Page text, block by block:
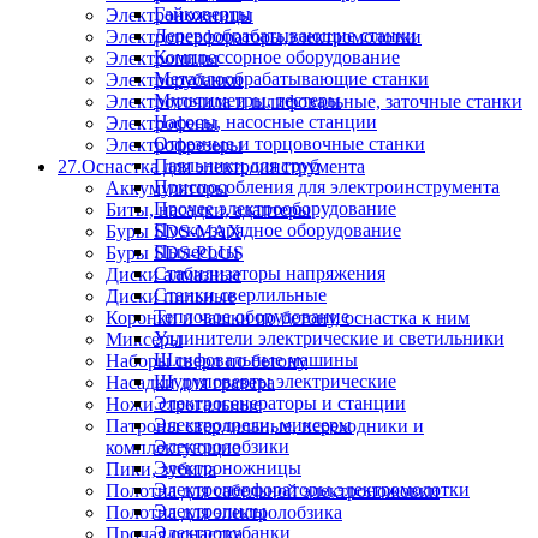
Электроножницы
Электроперфораторы,электромолотки
Электропилы
Электрорубанки
Электроточила и шлифовальные, заточные станки
Электрофены
Электрофрезеры
27.Оснастка для электроинструмента
Аккумуляторы
Биты, насадки, адаптеры
Буры SDS-MAX
Буры SDS-PLUS
Диски алмазные
Диски пильные
Коронки и чашки по бетону, оснастка к ним
Миксеры
Наборы сверл по бетону
Насадки для гравера
Ножи строгальные
Патроны сверлильные, переходники и
комплектующие
Пики, зубила
Полотна для сабельной электроножовки
Полотна для электролобзика
Прочая оснастка
Гайковерты
Деревообрабатывающие станки
Компрессорное оборудование
Металлообрабатывающие станки
Мультиметры, тестеры
Насосы, насосные станции
Отрезные и торцовочные станки
Паяльники для труб
Приспособления для электроинструмента
Прочее электрооборудование
Пуско-зарядное оборудование
Пылесосы
Стабилизаторы напряжения
Станки сверлильные
Тепловое оборудование
Удлинители электрические и светильники
Шлифовальные машины
Шуруповерты электрические
Электрогенераторы и станции
Электродрели, миксеры
Электролобзики
Электроножницы
Электроперфораторы,электромолотки
Электропилы
Электрорубанки